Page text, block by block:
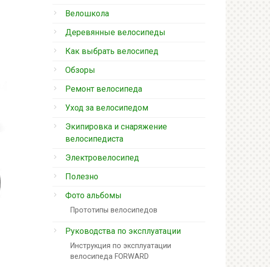
Велошкола
Деревянные велосипеды
Как выбрать велосипед
Обзоры
Ремонт велосипеда
Уход за велосипедом
Экипировка и снаряжение
велосипедиста
Электровелосипед
Полезно
Фото альбомы
Прототипы велосипедов
Руководства по эксплуатации
Инструкция по эксплуатации
велосипеда FORWARD